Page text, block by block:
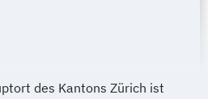
des Kantons Zürich ist